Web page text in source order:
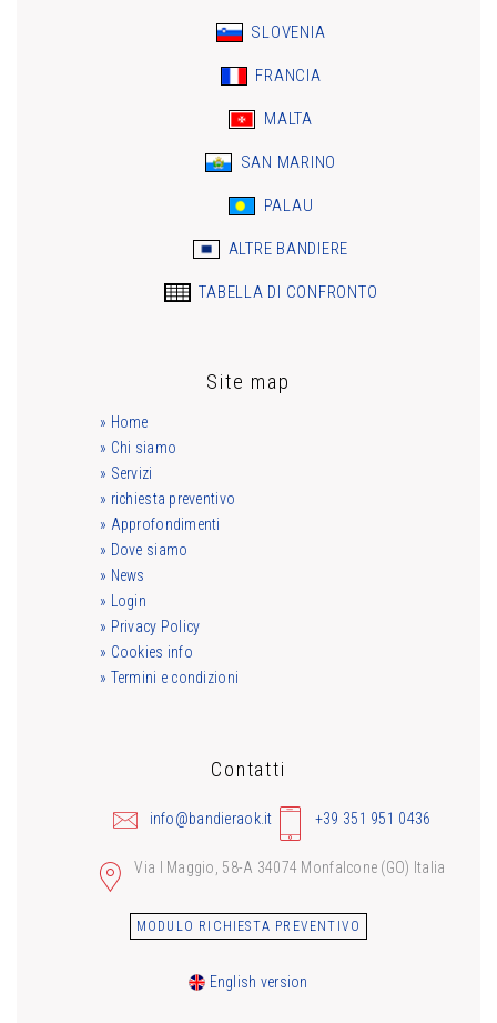
SLOVENIA
FRANCIA
MALTA
SAN MARINO
PALAU
ALTRE BANDIERE
TABELLA DI CONFRONTO
Site map
» Home
» Chi siamo
» Servizi
» richiesta preventivo
» Approfondimenti
» Dove siamo
» News
» Login
» Privacy Policy
» Cookies info
» Termini e condizioni
Contatti
info@bandieraok.it +39 351 951 0436
Via I Maggio, 58-A 34074 Monfalcone (GO) Italia
MODULO RICHIESTA PREVENTIVO
English version